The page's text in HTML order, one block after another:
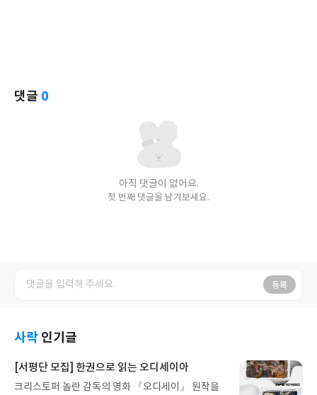
댓글 0
아직 댓글이 없어요.
첫 번째 댓글을 남겨보세요.
등록
사락 인기글
[서평단 모집] 한권으로 읽는 오디세이아
크리스토퍼 놀란 감독의 영화 『오디세이』 원작을